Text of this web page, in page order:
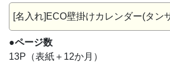
[名入れ]ECO壁掛けカレンダー(タン
●ページ数
13P（表紙＋12か月）